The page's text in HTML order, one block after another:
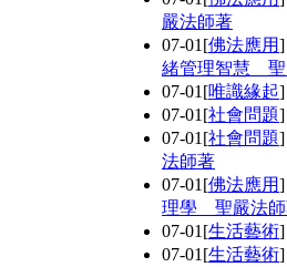
嚴法師著
07-01 [佛法應用
緒管理智慧
07-01 [唯識緣起
07-01 [社會問題
07-01 [社會問題
法師著
07-01 [佛法應用
理學 聖嚴法
07-01 [生活藝術
07-01 [生活藝術